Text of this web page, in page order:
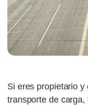
Si eres propietario
transporte de